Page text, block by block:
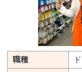
職種